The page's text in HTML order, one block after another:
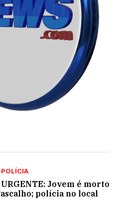
Jovem é morto
polícia no local